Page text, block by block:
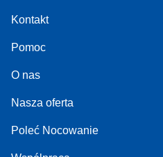
Kontakt
Pomoc
O nas
Nasza oferta
Poleć Nocowanie